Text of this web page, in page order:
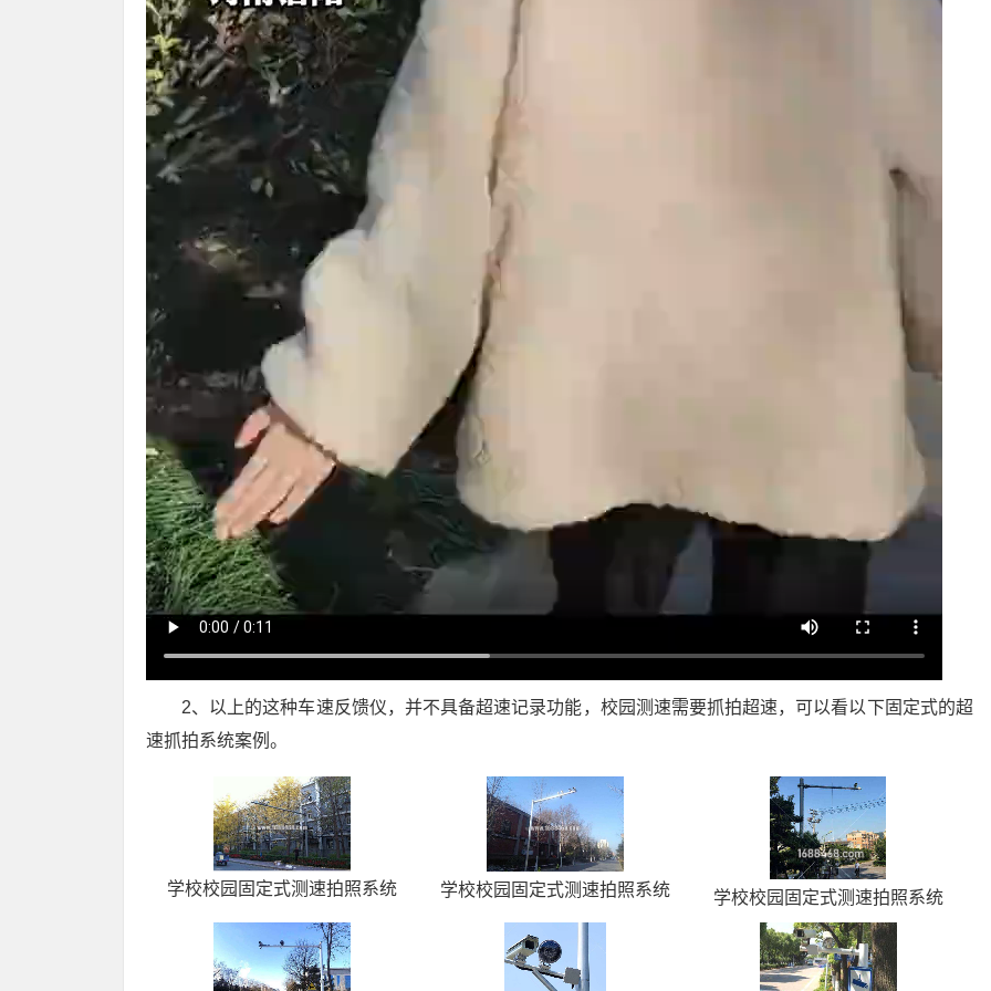
2、以上的这种车速反馈仪，并不具备超速记录功能，校园测速需要抓拍超速，可以看以下固定式的超
速抓拍系统案例。
学校校园固定式测速拍照系统 学校校园固定式测速拍照系统 学校校园固定式测速拍照系统